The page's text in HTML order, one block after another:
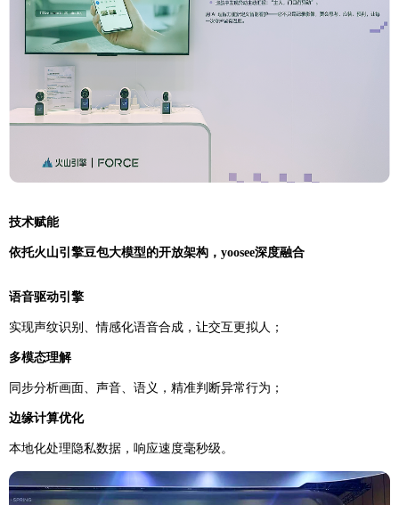
技术赋能
依托火山引擎豆包大模型的开放架构，yoosee深度融合
语音驱动引擎
实现声纹识别、情感化语音合成，让交互更拟人；
多模态理解
同步分析画面、声音、语义，精准判断异常行为；
边缘计算优化
本地化处理隐私数据，响应速度毫秒级。